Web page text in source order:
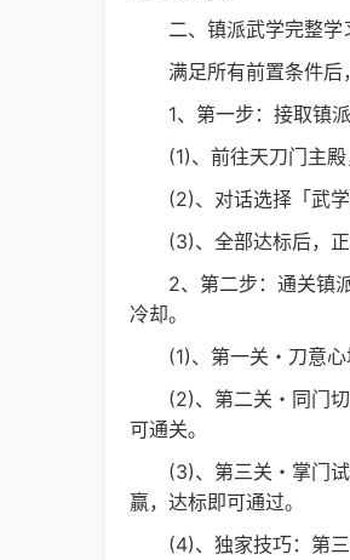
二、镇派武学完整学
满足所有前置条件后，
1、第一步：接取镇
(1)、前往天刀门主殿
(2)、对话选择「武学
(3)、全部达标后，正
2、第二步：通关镇派
冷却。
(1)、第一关・刀意心
(2)、第二关・同门切
可通关。
(3)、第三关・掌门试
赢，达标即可通过。
(4)、独家技巧：第三